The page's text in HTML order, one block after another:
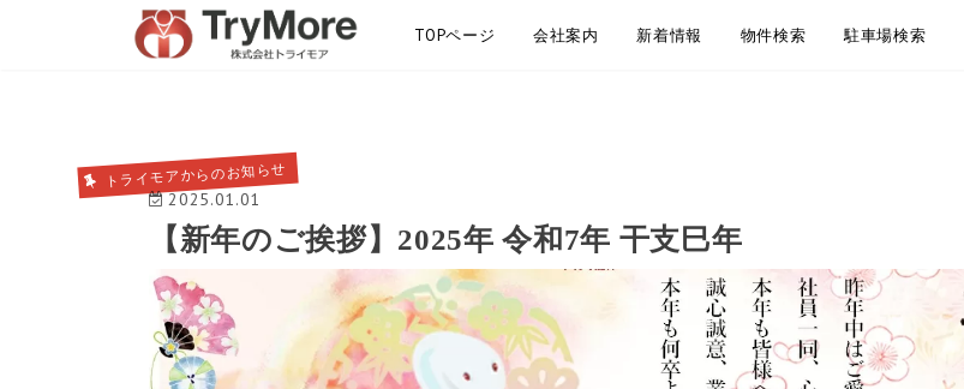
TOPページ 会社案内 新着情報 物件検索 駐車場検索
トライモアからのお知らせ
2025.01.01
【新年のご挨拶】2025年 令和7年 干支巳年